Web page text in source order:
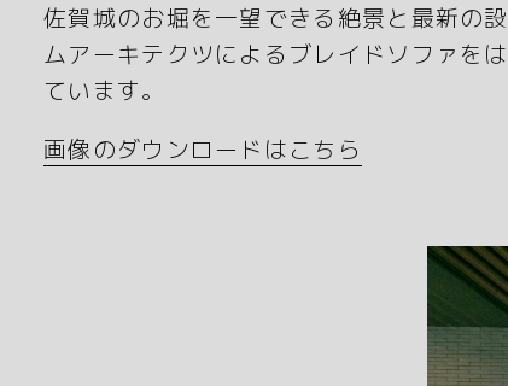
佐賀城のお堀を一望できる絶景と最新の
ムアーキテクツによるブレイドソファを
ています。
画像のダウンロードはこちら